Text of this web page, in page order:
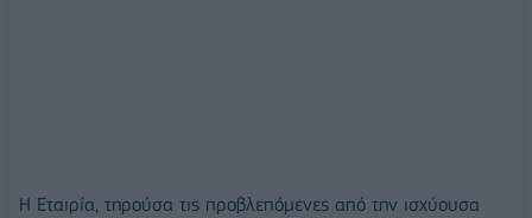
Η Εταιρία, τηρούσα τις προβλεπόμενες από την ισχύουσα